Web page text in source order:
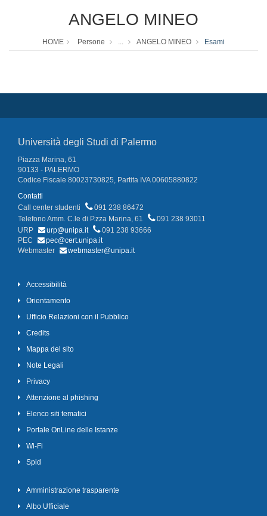
ANGELO MINEO
HOME Persone ... ANGELO MINEO Esami
Università degli Studi di Palermo
Piazza Marina, 61
90133 - PALERMO
Codice Fiscale 80023730825, Partita IVA 00605880822
Contatti
Call center studenti
091 238 86472
Telefono Amm. C.le di P.zza Marina, 61
091 238 93011
URP
urp@unipa.it
091 238 93666
PEC
pec@cert.unipa.it
Webmaster
webmaster@unipa.it
Accessibilità
Orientamento
Ufficio Relazioni con il Pubblico
Credits
Mappa del sito
Note Legali
Privacy
Attenzione al phishing
Elenco siti tematici
Portale OnLine delle Istanze
Wi-Fi
Spid
Amministrazione trasparente
Albo Ufficiale